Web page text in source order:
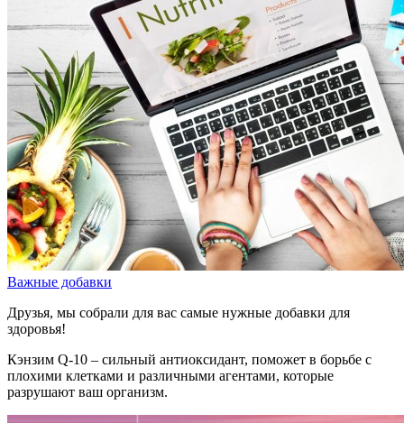
Важные добавки
Друзья, мы собрали для вас самые нужные добавки для
здоровья!
Кэнзим Q-10 – сильный антиоксидант, поможет в борьбе с
плохими клетками и различными агентами, которые
разрушают ваш организм.